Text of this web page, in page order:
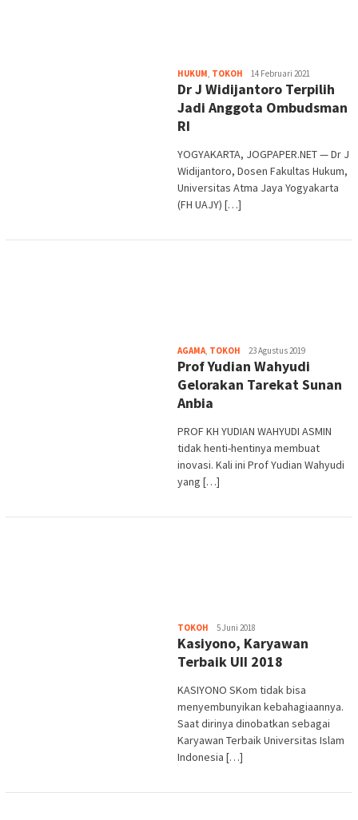
HUKUM, TOKOH Heri
Purwata
14 Februari 2021
Dr J Widijantoro Terpilih
Jadi Anggota Ombudsman
RI
YOGYAKARTA, JOGPAPER.NET — Dr J
Widijantoro, Dosen Fakultas Hukum,
Universitas Atma Jaya Yogyakarta
(FH UAJY) […]
AGAMA, TOKOH Heri
Purwata
23 Agustus 2019
Prof Yudian Wahyudi
Gelorakan Tarekat Sunan
Anbia
PROF KH YUDIAN WAHYUDI ASMIN
tidak henti-hentinya membuat
inovasi. Kali ini Prof Yudian Wahyudi
yang […]
TOKOH Heri
Purwata
5 Juni 2018
Kasiyono, Karyawan
Terbaik UII 2018
KASIYONO SKom tidak bisa
menyembunyikan kebahagiaannya.
Saat dirinya dinobatkan sebagai
Karyawan Terbaik Universitas Islam
Indonesia […]